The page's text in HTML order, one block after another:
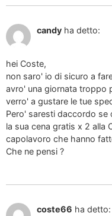
candy ha detto:
hei Coste,
non saro' io di sicuro a
avro' una giornata troppo
verro' a gustare le tue
Pero' saresti daccordo se
la sua cena gratis x 2 alla
capolavoro che hanno
Che ne pensi ?
coste66 ha detto: